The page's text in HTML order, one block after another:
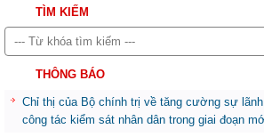
TÌM KIẾM
THÔNG BÁO
Chỉ thị của Bộ chính trị về tăng cường sự
công tác kiểm sát nhân dân trong giai đoạn